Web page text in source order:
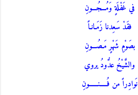
في غَفْلَةٍ وَمُـــجُـــونِ
فقَدْ سَعِدنا زَمَـانـاً
بصَوْمِ شَهْرٍ مَـصُـــونِ
والشَّيْخُ عدُّودُ يروي
نَوادِراً من فُـــــنــــــونِ